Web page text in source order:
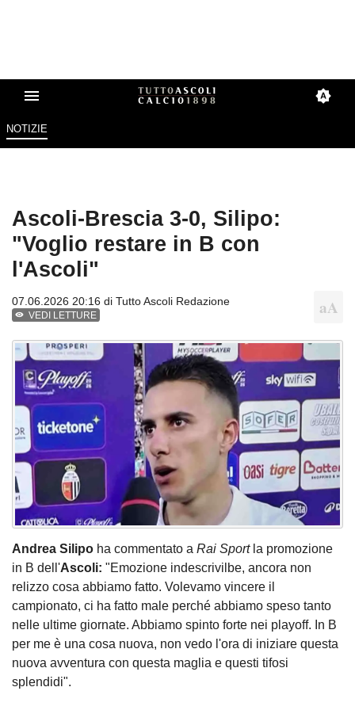
NOTIZIE
Ascoli-Brescia 3-0, Silipo:
"Voglio restare in B con
l'Ascoli"
07.06.2026 20:16 di Tutto Ascoli Redazione
VEDI LETTURE
Andrea Silipo ha commentato a Rai Sport la promozione
in B dell'Ascoli: "Emozione indescrivilbe, ancora non
relizzo cosa abbiamo fatto. Volevamo vincere il
campionato, ci ha fatto male perché abbiamo speso tanto
nelle ultime giornate. Abbiamo spinto forte nei playoff. In B
per me è una cosa nuova, non vedo l'ora di iniziare questa
nuova avventura con questa maglia e questi tifosi
splendidi".